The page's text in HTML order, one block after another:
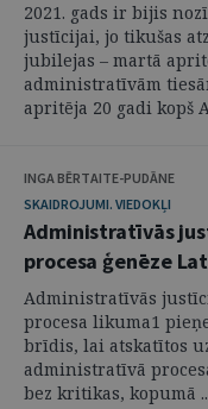
2021. gads ir bijis
justīcijai, jo tikušas
jubilejas – martā
administratīvām
apritēja 20 gadi kopš
INGA BĒRTAITE-PUDĀNE
SKAIDROJUMI. VIEDOKĻI
Administratīvās
procesa ģenēze
Administratīvās
procesa likuma1
brīdis, lai atskatītos
administratīvā
bez kritikas, kopumā